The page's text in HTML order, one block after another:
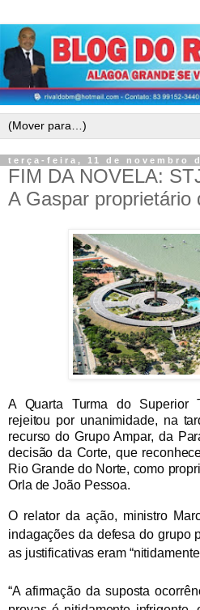
terça-feira, 11 de novembro
FIM DA NOVELA:
A Gaspar proprietário
A Quarta Turma do Superior
rejeitou por unanimidade, na
recurso do Grupo Ampar, da
decisão da Corte, que
Rio Grande do Norte, como
Orla de João Pessoa.
O relator da ação, ministro
indagações da defesa do grupo
as justificativas eram
“A afirmação da suposta